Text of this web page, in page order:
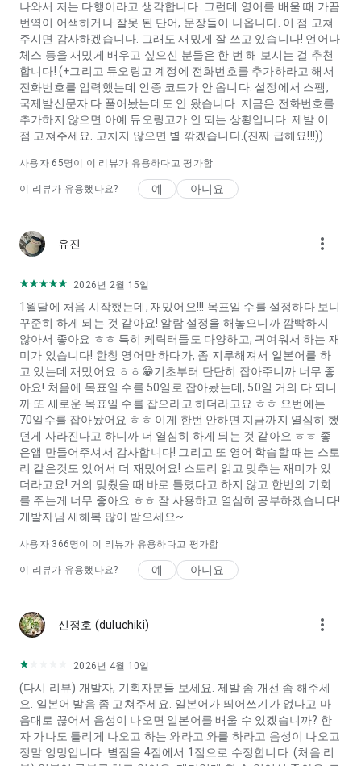
나와서 저는 다행이라고 생각합니다. 그런데 영어를 배울 때 가끔
번역이 어색하거나 잘못 된 단어, 문장들이 나옵니다. 이 점 고쳐
주시면 감사하겠습니다. 그래도 재밌게 잘 쓰고 있습니다! 언어나
체스 등을 재밌게 배우고 싶으신 분들은 한 번 해 보시는 걸 추천
합니다! (+그리고 듀오링고 계정에 전화번호를 추가하라고 해서
전화번호를 입력했는데 인증 코드가 안 옵니다. 설정에서 스팸,
국제발신문자 다 풀어놨는데도 안 왔습니다. 지금은 전화번호를
추가하지 않으면 아예 듀오링고가 안 되는 상황입니다. 제발 이
점 고쳐주세요. 고치지 않으면 별 깎겠습니다.(진짜 급해요!!!))
사용자 65명이 이 리뷰가 유용하다고 평가함
이 리뷰가 유용했나요? 예 아니요
유진 more_vert
2026년 2월 15일
1월달에 처음 시작했는데, 재밌어요!!! 목표일 수를 설정하다 보니
꾸준히 하게 되는 것 같아요! 알람 설정을 해놓으니까 깜빡하지
않아서 좋아요 ㅎㅎ 특히 케릭터들도 다양하고, 귀여워서 하는 재
미가 있습니다! 한창 영어만 하다가, 좀 지루해져서 일본어를 하
고 있는데 재밌어요 ㅎㅎ😁기초부터 단단히 잡아주니까 너무 좋
아요! 처음에 목표일 수를 50일로 잡아놨는데, 50일 거의 다 되니
까 또 새로운 목표일 수를 잡으라고 하더라고요 ㅎㅎ 요번에는
70일수를 잡아놨어요 ㅎㅎ 이게 한번 안하면 지금까지 열심히 했
던게 사라진다고 하니까 더 열심히 하게 되는 것 같아요 ㅎㅎ 좋
은앱 만들어주셔서 감사합니다! 그리고 또 영어 학습할 때는 스토
리 같은것도 있어서 더 재밌어요! 스토리 읽고 맞추는 재미가 있
더라고요! 거의 맞췄을 때 바로 틀렸다고 하지 않고 한번의 기회
를 주는게 너무 좋아요 ㅎㅎ 잘 사용하고 열심히 공부하겠습니다!
개발자님 새해복 많이 받으세요~
사용자 366명이 이 리뷰가 유용하다고 평가함
이 리뷰가 유용했나요? 예 아니요
신정호 (duluchiki) more_vert
2026년 4월 10일
(다시 리뷰) 개발자, 기획자분들 보세요. 제발 좀 개선 좀 해주세
요. 일본어 발음 좀 고쳐주세요. 일본어가 띄어쓰기가 없다고 마
음대로 끊어서 음성이 나오면 일본어를 배울 수 있겠습니까? 한
자 가나도 틀리게 나오고 하는 와라고 와를 하라고 음성이 나오고
정말 엉망입니다. 별점을 4점에서 1점으로 수정합니다. (처음 리